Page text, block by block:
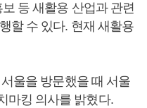
등 새활용 산업과 관련
할 수 있다. 현재 새활용
울을 방문했을 때 서울
마킹 의사를 밝혔다.